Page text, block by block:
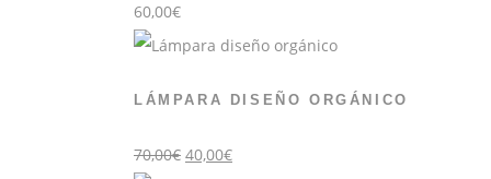
60,00€
LÁMPARA DISEÑO ORGÁNICO
70,00€ El
precio
40,00€El
precio